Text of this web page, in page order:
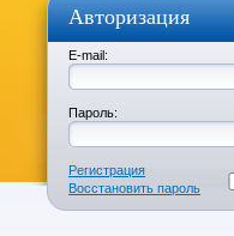
Авторизация
E-mail:
Пароль:
Регистрация
Восстановить пароль